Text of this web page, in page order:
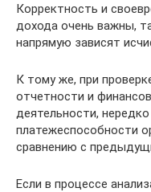
Корректность и
дохода очень важны,
напрямую зависят
К тому же, при
отчетности и
деятельности,
платежеспособности
сравнению с
Если в процессе